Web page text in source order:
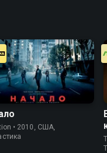
• 2010, США,